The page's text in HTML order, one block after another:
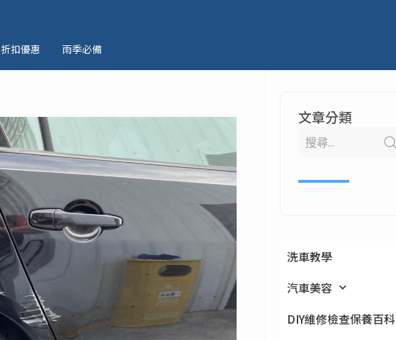
折扣優惠 雨季必備
文章分類
洗車教學
汽車美容
DIY維修檢查保養百科